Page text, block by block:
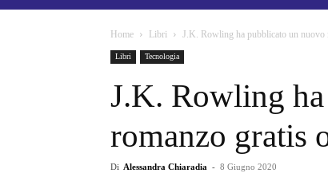
Home Libri J.K. Rowling ha pubblicato un nuovo
Libri Tecnologia
J.K. Rowling
romanzo gratis
Di Alessandra Chiaradia - 8 Giugno 2020